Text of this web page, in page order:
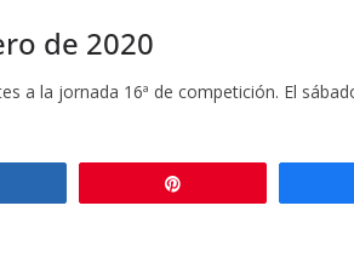
de 2020
a la jornada 16ª de competición. El